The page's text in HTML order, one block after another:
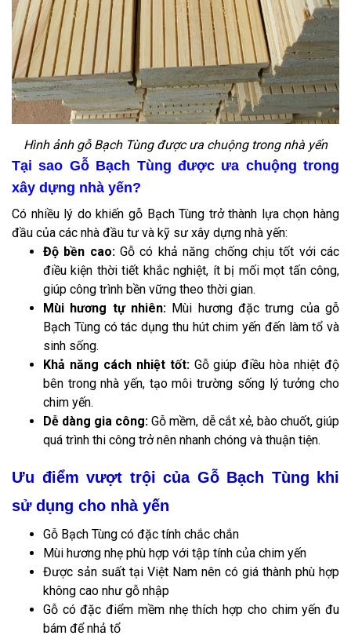
Hình ảnh gỗ Bạch Tùng được ưa chuộng trong nhà yến
Tại sao Gỗ Bạch Tùng được ưa chuộng trong
xây dựng nhà yến?
Có nhiều lý do khiến gỗ Bạch Tùng trở thành lựa chọn hàng
đầu của các nhà đầu tư và kỹ sư xây dựng nhà yến:
Độ bền cao:Gỗ có khả năng chống chịu tốt với các
điều kiện thời tiết khắc nghiệt, ít bị mối mọt tấn công,
giúp công trình bền vững theo thời gian.
Mùi hương tự nhiên: Mùi hương đặc trưng của gỗ
Bạch Tùng có tác dụng thu hút chim yến đến làm tổ và
sinh sống.
Khả năng cách nhiệt tốt: Gỗ giúp điều hòa nhiệt độ
bên trong nhà yến, tạo môi trường sống lý tưởng cho
chim yến.
Dễ dàng gia công: Gỗ mềm, dễ cắt xẻ, bào chuốt, giúp
quá trình thi công trở nên nhanh chóng và thuận tiện.
Ưu điểm vượt trội của Gỗ Bạch Tùng khi
sử dụng cho nhà yến
Gỗ Bạch Tùng có đặc tính chắc chắn
Mùi hương nhẹ phù hợp với tập tính của chim yến
Được sản suất tại Việt Nam nên có giá thành phù hợp
không cao như gỗ nhập
Gỗ có đặc điểm mềm nhẹ thích hợp cho chim yến đu
bám để nhả tổ